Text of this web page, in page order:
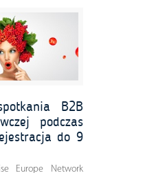
B2B
podczas
do 9
Europe Network